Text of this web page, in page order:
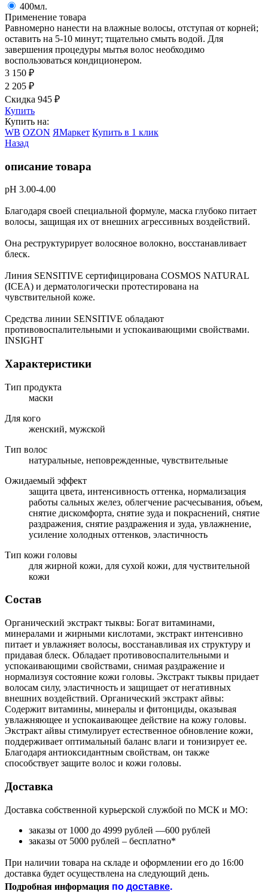
400мл.
Применение товара
Равномерно нанести на влажные волосы, отступая от корней;
оставить на 5-10 минут; тщательно смыть водой. Для
завершения процедуры мытья волос необходимо
воспользоваться кондиционером.
3 150 ₽
2 205 ₽
Скидка 945 ₽
Купить
Купить на:
WB OZON ЯМаркет Купить в 1 клик
Назад
описание товара
рН 3.00-4.00
Благодаря своей специальной формуле, маска глубоко питает
волосы, защищая их от внешних агрессивных воздействий.
Она реструктурирует волосяное волокно, восстанавливает
блеск.
Линия SENSITIVE сертифицирована COSMOS NATURAL
(ICEA) и дерматологически протестирована на
чувствительной коже.
Средства линии SENSITIVE обладают
противовоспалительными и успокаивающими свойствами.
INSIGHT
Характеристики
Тип продукта
маски
Для кого
женский, мужской
Тип волос
натуральные, неповрежденные, чувствительные
Ожидаемый эффект
защита цвета, интенсивность оттенка, нормализация
работы сальных желез, облегчение расчесывания, объем,
снятие дискомфорта, снятие зуда и покраснений, снятие
раздражения, снятие раздражения и зуда, увлажнение,
усиление холодных оттенков, эластичность
Тип кожи головы
для жирной кожи, для сухой кожи, для чуствительной
кожи
Состав
Органический экстракт тыквы: Богат витаминами,
минералами и жирными кислотами, экстракт интенсивно
питает и увлажняет волосы, восстанавливая их структуру и
придавая блеск. Обладает противовоспалительными и
успокаивающими свойствами, снимая раздражение и
нормализуя состояние кожи головы. Экстракт тыквы придает
волосам силу, эластичность и защищает от негативных
внешних воздействий. Органический экстракт айвы:
Содержит витамины, минералы и фитонциды, оказывая
увлажняющее и успокаивающее действие на кожу головы.
Экстракт айвы стимулирует естественное обновление кожи,
поддерживает оптимальный баланс влаги и тонизирует ее.
Благодаря антиоксидантным свойствам, он также
способствует защите волос и кожи головы.
Доставка
Доставка собственной курьерской службой по МСК и МО:
заказы от 1000 до 4999 рублей —600 рублей
заказы от 5000 рублей – бесплатно*
При наличии товара на складе и оформлении его до 16:00
доставка будет осуществлена на следующий день.
Подробная информация подоставке.